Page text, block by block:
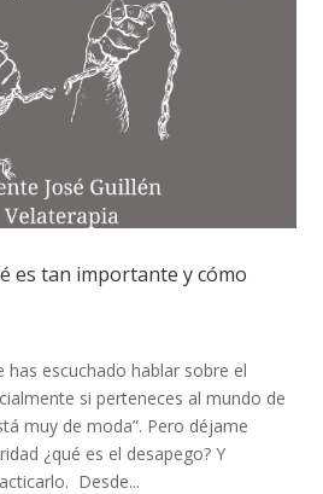
es tan importante y cómo
has escuchado hablar sobre el
si perteneces al mundo de
muy de moda”. Pero déjame
¿qué es el desapego? Y
Desde...